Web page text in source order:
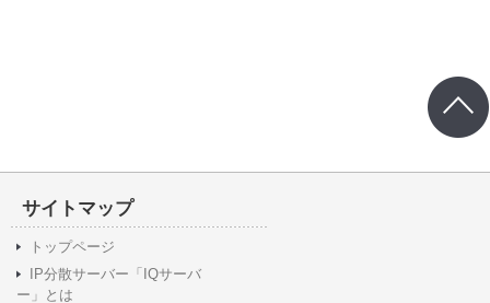
サイトマップ
トップページ
IP分散サーバー「IQサーバ
ー」とは